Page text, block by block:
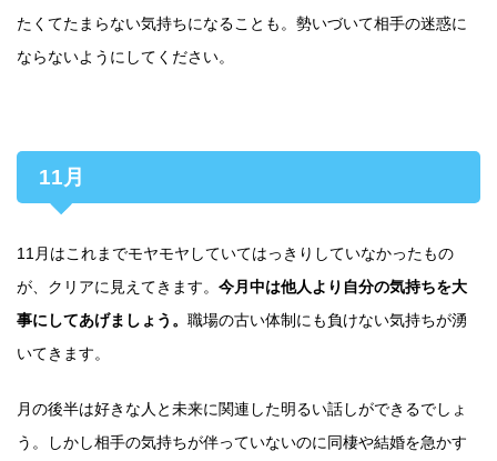
たくてたまらない気持ちになることも。勢いづいて相手の迷惑に
ならないようにしてください。
11月
11月はこれまでモヤモヤしていてはっきりしていなかったもの
が、クリアに見えてきます。 今月中は他人より自分の気持ちを大
事にしてあげましょう。 職場の古い体制にも負けない気持ちが湧
いてきます。
月の後半は好きな人と未来に関連した明るい話しができるでしょ
う。しかし相手の気持ちが伴っていないのに同棲や結婚を急かす